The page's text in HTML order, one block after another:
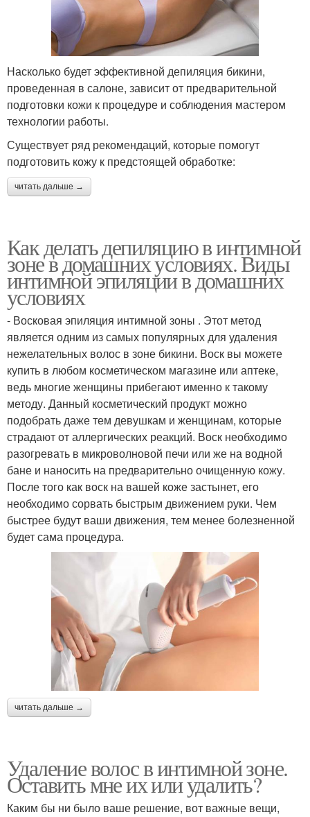
Насколько будет эффективной депиляция бикини,
проведенная в салоне, зависит от предварительной
подготовки кожи к процедуре и соблюдения мастером
технологии работы.
Существует ряд рекомендаций, которые помогут
подготовить кожу к предстоящей обработке:
читать дальше →
Как делать депиляцию в интимной
зоне в домашних условиях. Виды
интимной эпиляции в домашних
условиях
- Восковая эпиляция интимной зоны . Этот метод
является одним из самых популярных для удаления
нежелательных волос в зоне бикини. Воск вы можете
купить в любом косметическом магазине или аптеке,
ведь многие женщины прибегают именно к такому
методу. Данный косметический продукт можно
подобрать даже тем девушкам и женщинам, которые
страдают от аллергических реакций. Воск необходимо
разогревать в микроволновой печи или же на водной
бане и наносить на предварительно очищенную кожу.
После того как воск на вашей коже застынет, его
необходимо сорвать быстрым движением руки. Чем
быстрее будут ваши движения, тем менее болезненной
будет сама процедура.
читать дальше →
Удаление волос в интимной зоне.
Оставить мне их или удалить?
Каким бы ни было ваше решение, вот важные вещи,